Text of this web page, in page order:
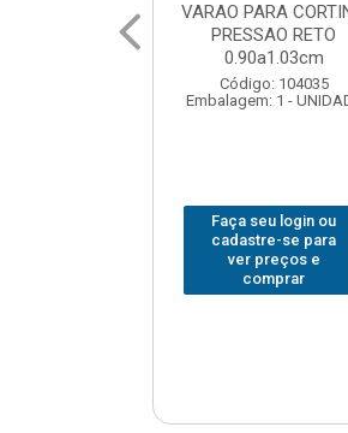
VARAO PARA
PRESSAO RETO
1.05a1.18cm
Código: 104043
Embalagem: 1 -
Faça seu login ou
cadastre-se para
ver preços e
comprar